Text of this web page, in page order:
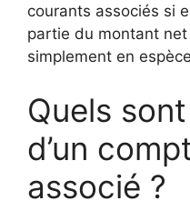
courants associés si
partie du montant
simplement en
Quels
d’un
associé ?